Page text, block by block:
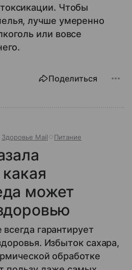
Чтобы
лучше умеренно
или вовсе
Поделиться
Здоровье Mail Питание
может
гарантирует
Избыток сахара,
обработке